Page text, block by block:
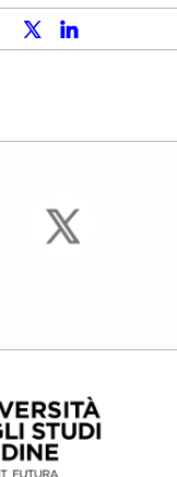
x.com linkedin